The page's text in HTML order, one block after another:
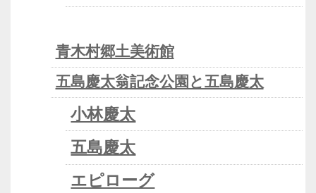
青木村郷土美術館
五島慶太翁記念公園と五島慶太
小林慶太
五島慶太
エピローグ